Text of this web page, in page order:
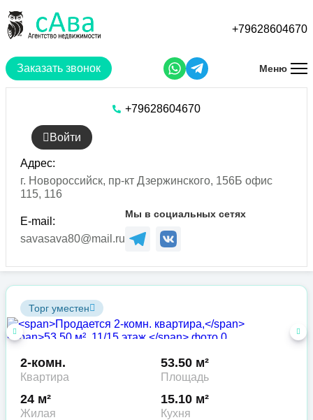
основному
Заказать звонок
+79628604670
Меню
+79628604670
Войти
Адрес:
г. Новороссийск, пр-кт Дзержинского, 156Б офис
115, 116
E-mail:
savasava80@mail.ru
Мы в социальных сетях
Торг уместен
2-комн.
Квартира
53.50 м²
Площадь
24 м²
Жилая
15.10 м²
Кухня